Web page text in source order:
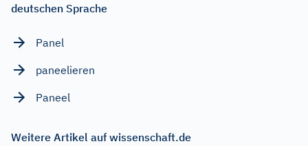
deutschen Sprache
Panel
paneelieren
Paneel
Weitere Artikel auf wissenschaft.de